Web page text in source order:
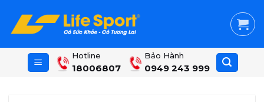
content
Hotline
18006807
Bảo Hành
0949 243 999